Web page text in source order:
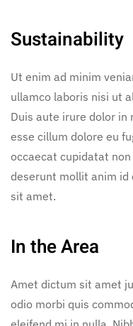
Sustainability
Ut enim ad minim
ullamco laboris nisi ut
Duis aute irure dolor
esse cillum dolore eu
occaecat cupidatat
deserunt mollit anim id
sit amet.
In the Area
Amet dictum sit amet
odio morbi quis